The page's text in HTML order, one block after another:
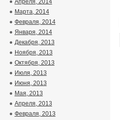
Апреля, 2014
Марта, 2014
Февраля, 2014
Января, 2014
Декабря, 2013
Ноября, 2013
Октября, 2013
Июля, 2013
Июня, 2013
Мая, 2013
Апреля, 2013
Февраля, 2013